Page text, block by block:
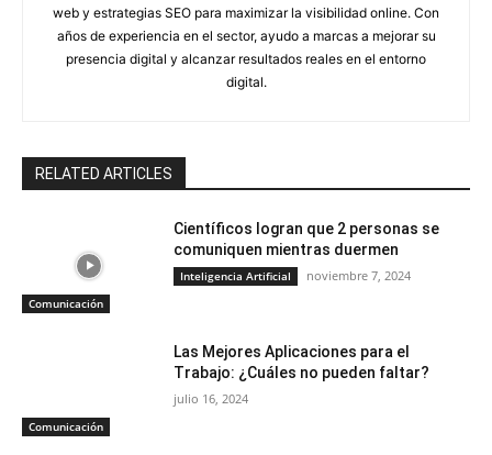
web y estrategias SEO para maximizar la visibilidad online. Con
años de experiencia en el sector, ayudo a marcas a mejorar su
presencia digital y alcanzar resultados reales en el entorno
digital.
RELATED ARTICLES
Comunicación
Científicos logran que 2 personas se
comuniquen mientras duermen
Inteligencia Artificial noviembre 7, 2024
Comunicación
Las Mejores Aplicaciones para el
Trabajo: ¿Cuáles no pueden faltar?
julio 16, 2024